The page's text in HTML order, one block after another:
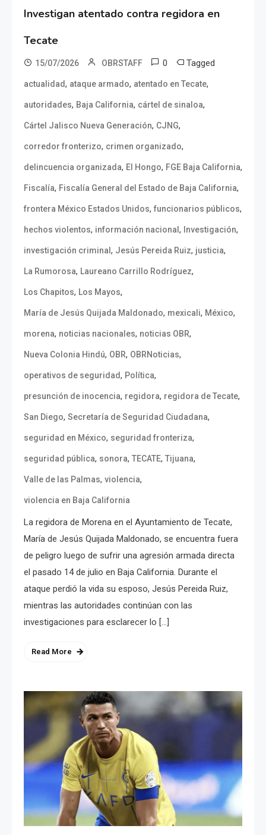
Investigan atentado contra regidora en
Tecate
15/07/2026 OBRSTAFF 0 Tagged
actualidad, ataque armado, atentado en Tecate,
autoridades, Baja California, cártel de sinaloa,
Cártel Jalisco Nueva Generación, CJNG,
corredor fronterizo, crimen organizado,
delincuencia organizada, El Hongo, FGE Baja California,
Fiscalía, Fiscalía General del Estado de Baja California,
frontera México Estados Unidos, funcionarios públicos,
hechos violentos, información nacional, Investigación,
investigación criminal, Jesús Pereida Ruiz, justicia,
La Rumorosa, Laureano Carrillo Rodríguez,
Los Chapitos, Los Mayos,
María de Jesús Quijada Maldonado, mexicali, México,
morena, noticias nacionales, noticias OBR,
Nueva Colonia Hindú, OBR, OBRNoticias,
operativos de seguridad, Política,
presunción de inocencia, regidora, regidora de Tecate,
San Diego, Secretaría de Seguridad Ciudadana,
seguridad en México, seguridad fronteriza,
seguridad pública, sonora, TECATE, Tijuana,
Valle de las Palmas, violencia,
violencia en Baja California
La regidora de Morena en el Ayuntamiento de Tecate,
María de Jesús Quijada Maldonado, se encuentra fuera
de peligro luego de sufrir una agresión armada directa
el pasado 14 de julio en Baja California. Durante el
ataque perdió la vida su esposo, Jesús Pereida Ruiz,
mientras las autoridades continúan con las
investigaciones para esclarecer lo […]
Read More